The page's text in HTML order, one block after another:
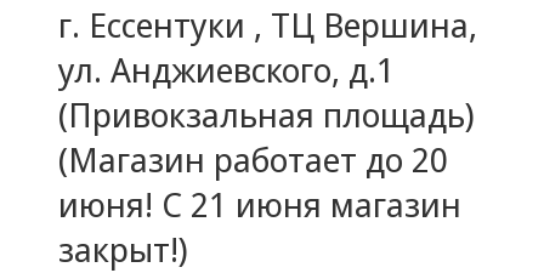
г. Ессентуки , ТЦ Вершина,
ул. Анджиевского, д.1
(Привокзальная площадь)
(Магазин работает до 20
июня! С 21 июня магазин
закрыт!)